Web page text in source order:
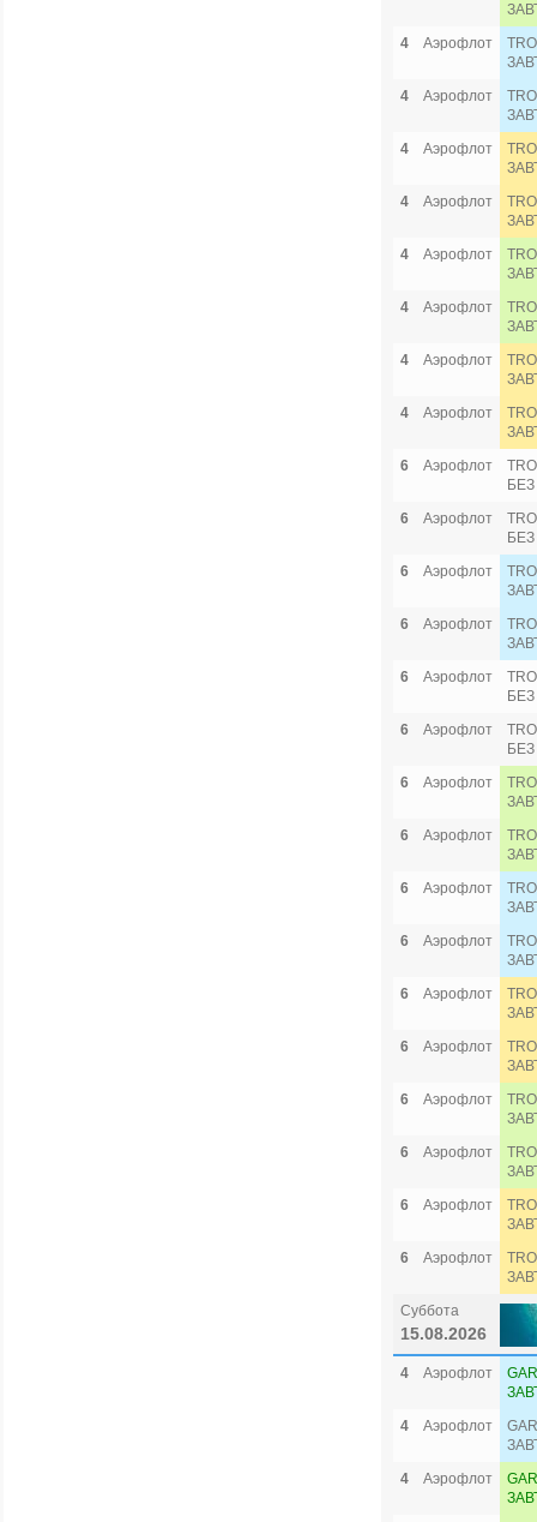
4
Аэрофлот
4
Аэрофлот
4
Аэрофлот
4
Аэрофлот
4
Аэрофлот
4
Аэрофлот
4
Аэрофлот
4
Аэрофлот
6
Аэрофлот
6
Аэрофлот
6
Аэрофлот
6
Аэрофлот
6
Аэрофлот
6
Аэрофлот
6
Аэрофлот
6
Аэрофлот
6
Аэрофлот
6
Аэрофлот
6
Аэрофлот
6
Аэрофлот
6
Аэрофлот
6
Аэрофлот
6
Аэрофлот
6
Аэрофлот
Суббота
15.08.2026
4 Аэрофлот
4
Аэрофлот
4
Аэрофлот